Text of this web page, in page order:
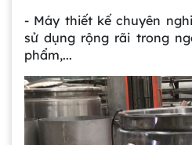
- Máy thiết kế chuyên
sử dụng rộng rãi trong
phẩm,...